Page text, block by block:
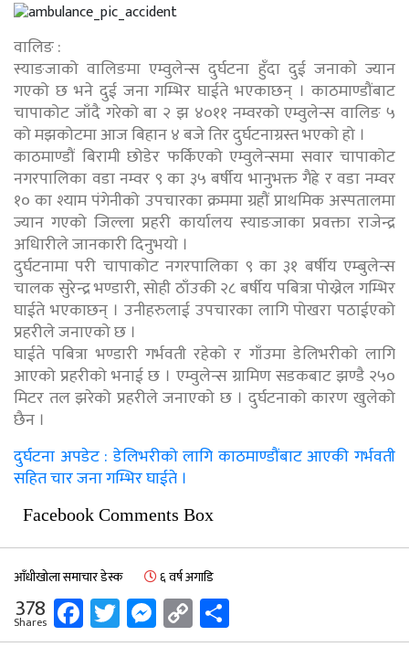
वालिङ :
स्याङजाको वालिङमा एम्वुलेन्स दुर्घटना हुँदा दुई जनाको ज्यान
गएको छ भने दुई जना गम्भिर घाईते भएकाछन् । काठमाण्डौंबाट
चापाकोट जाँदै गरेको बा २ झ ४०११ नम्वरको एम्वुलेन्स वालिङ ५
को मझकोटमा आज बिहान ४ बजे तिर दुर्घटनाग्रस्त भएको हो ।
काठमाण्डौं बिरामी छोडेर फर्किएको एम्वुलेन्समा सवार चापाकोट
नगरपालिका वडा नम्वर ९ का ३५ बर्षीय भानुभक्त गैह्रे र वडा नम्वर
१० का श्याम पंगेनीको उपचारका क्रममा ग्रहौं प्राथमिक अस्पतालमा
ज्यान गएको जिल्ला प्रहरी कार्यालय स्याङजाका प्रवक्ता राजेन्द्र
अधिारीले जानकारी दिनुभयो ।
दुर्घटनामा परी चापाकोट नगरपालिका ९ का ३१ बर्षीय एम्बुलेन्स
चालक सुरेन्द्र भण्डारी, सोही ठाँउकी २८ बर्षीय पबित्रा पोख्रेल गम्भिर
घाईते भएकाछन् । उनीहरुलाई उपचारका लागि पोखरा पठाईएको
प्रहरीले जनाएको छ ।
घाईते पबित्रा भण्डारी गर्भवती रहेको र गाँउमा डेलिभरीको लागि
आएको प्रहरीको भनाई छ । एम्वुलेन्स ग्रामिण सडकबाट झण्डै २५०
मिटर तल झरेको प्रहरीले जनाएको छ । दुर्घटनाको कारण खुलेको
छैन ।
दुर्घटना अपडेट : डेलिभरीको लागि काठमाण्डौंबाट आएकी गर्भवती
सहित चार जना गम्भिर घाईते ।
Facebook Comments Box
आँधीखोला समाचार डेस्क ६ वर्ष अगाडि
378
Shares Facebook
Twitter
Messenger
Copy
Link